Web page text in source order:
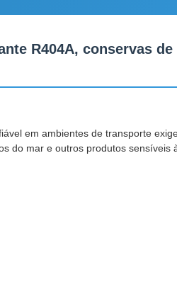
R404A, conservas
em ambientes de transporte
do mar e outros produtos sensíveis